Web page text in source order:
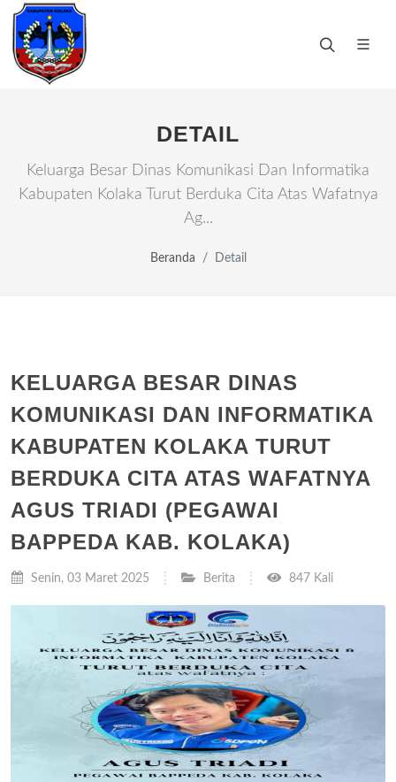
DETAIL
Keluarga Besar Dinas Komunikasi Dan Informatika
Kabupaten Kolaka Turut Berduka Cita Atas Wafatnya
Ag...
Beranda Detail
KELUARGA BESAR DINAS
KOMUNIKASI DAN INFORMATIKA
KABUPATEN KOLAKA TURUT
BERDUKA CITA ATAS WAFATNYA
AGUS TRIADI (PEGAWAI
BAPPEDA KAB. KOLAKA)
Senin, 03 Maret 2025 Berita 847 Kali